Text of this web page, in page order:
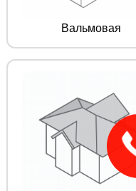
Вальмовая